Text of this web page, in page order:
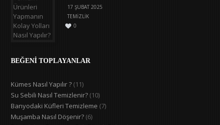
17 ŞUBAT 2025
TEMIZLIK
0
BEĞENİ TOPLAYANLAR
Kümes Nasıl Yapılır ? (11)
Su Sebili Nasıl Temizlenir? (10)
Banyodaki Küfleri Temizleme (7)
Muşamba Nasıl Döşenir? (6)